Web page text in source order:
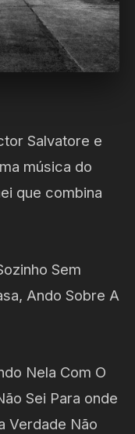
Salvatore e
música do
que combina
Sem
Ando Sobre A
Nela Com O
Sei Para onde
Verdade Não